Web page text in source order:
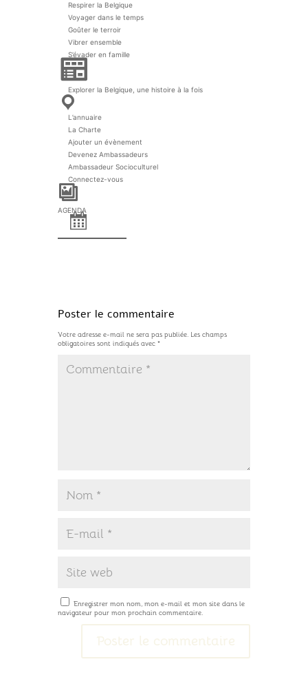
s
E
c
a
p
a
d
e
s
Respirer la Belgique
Voyager dans le temps
Goûter le terroir
Vibrer ensemble
S’évader en famille
Explorer la Belgique, une histoire à la fois
n
n
s
A
d
e
e
s
L’annuaire
La Charte
Ajouter un évènement
Devenez Ambassadeurs
Ambassadeur Socioculturel
Connectez-vous
b
u
m
AGENDA
e
Poster le commentaire
Votre adresse e-mail ne sera pas publiée. Les champs
obligatoires sont indiqués avec *
Enregistrer mon nom, mon e-mail et mon site dans le
navigateur pour mon prochain commentaire.